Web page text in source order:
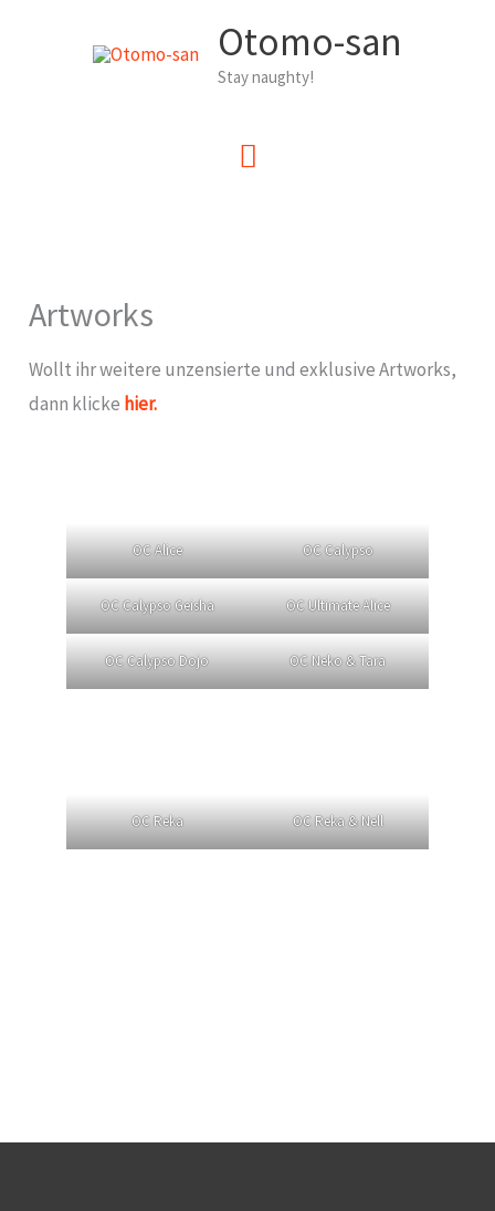
Otomo-san
Stay naughty!
Hauptmenü
Artworks
Wollt ihr weitere unzensierte und exklusive Artworks,
dann klicke hier.
OC Alice OC Calypso
OC Calypso Geisha OC Ultimate Alice
OC Calypso Dojo OC Neko & Tara
OC Reka OC Reka & Nell